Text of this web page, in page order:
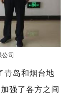
司
青岛和烟台地
强了各方之间